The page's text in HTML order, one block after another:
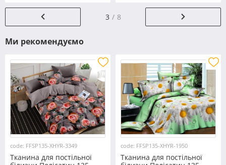
3 8
Ми рекомендуємо
code: FFSP135-XHYR-3349
Тканина для постільної
code: FFSP135-XHYR-1950
Тканина для постільної